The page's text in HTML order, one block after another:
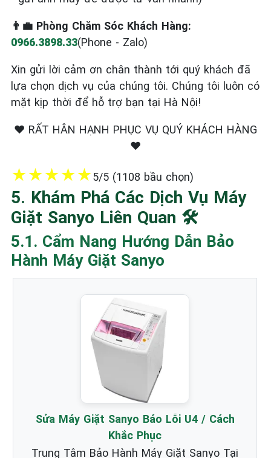
👨‍💼 Phòng Chăm Sóc Khách Hàng:
0966.3898.33(Phone - Zalo)
Xin gửi lời cảm ơn chân thành tới quý khách đã
lựa chọn dịch vụ của chúng tôi. Chúng tôi luôn có
mặt kịp thời để hỗ trợ bạn tại Hà Nội!
❤️ RẤT HÂN HẠNH PHỤC VỤ QUÝ KHÁCH HÀNG
❤️
★★★★★5/5 (1108 bầu chọn)
5. Khám Phá Các Dịch Vụ Máy
Giặt Sanyo Liên Quan 🛠️
5.1. Cẩm Nang Hướng Dẫn Bảo
Hành Máy Giặt Sanyo
Sửa Máy Giặt Sanyo Báo Lỗi U4 / Cách
Khắc Phục
Trung Tâm Bảo Hành Máy Giặt Sanyo Tại